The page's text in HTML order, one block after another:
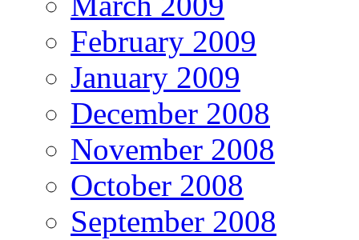
February 2009
January 2009
December 2008
November 2008
October 2008
September 2008